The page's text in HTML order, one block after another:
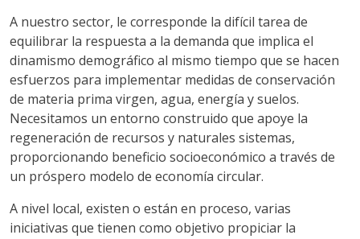
A nuestro sector, le corresponde la difícil tarea de
equilibrar la respuesta a la demanda que implica el
dinamismo demográfico al mismo tiempo que se hacen
esfuerzos para implementar medidas de conservación
de materia prima virgen, agua, energía y suelos.
Necesitamos un entorno construido que apoye la
regeneración de recursos y naturales sistemas,
proporcionando beneficio socioeconómico a través de
un próspero modelo de economía circular.
A nivel local, existen o están en proceso, varias
iniciativas que tienen como objetivo propiciar la